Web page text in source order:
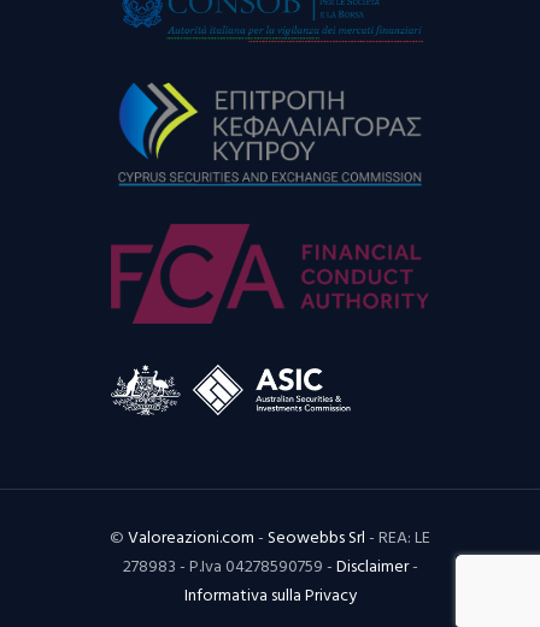
©Valoreazioni.com-Seowebbs Srl- REA: LE
278983 - P.Iva 04278590759 -Disclaimer-
Informativa sulla Privacy